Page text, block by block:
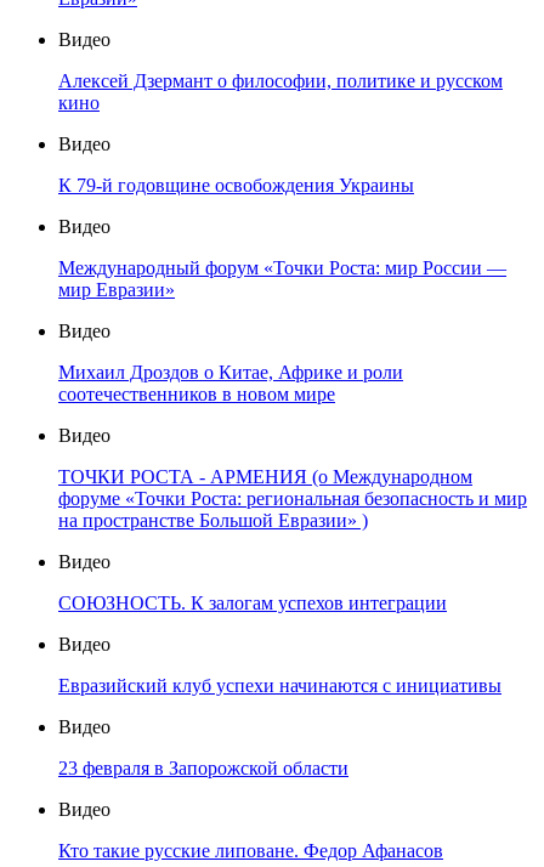
Видео
Алексей Дзермант о философии, политике и русском
кино
Видео
К 79-й годовщине освобождения Украины
Видео
Международный форум «Точки Роста: мир России —
мир Евразии»
Видео
Михаил Дроздов о Китае, Африке и роли
соотечественников в новом мире
Видео
ТОЧКИ РОСТА - АРМЕНИЯ (о Международном
форуме «Точки Роста: региональная безопасность и мир
на пространстве Большой Евразии» )
Видео
СОЮЗНОСТЬ. К залогам успехов интеграции
Видео
Евразийский клуб успехи начинаются с инициативы
Видео
23 февраля в Запорожской области
Видео
Кто такие русские липоване. Федор Афанасов